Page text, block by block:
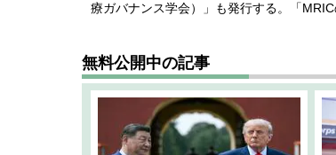
療ガバナンス学会）」も発行する。「
無料公開中の記事